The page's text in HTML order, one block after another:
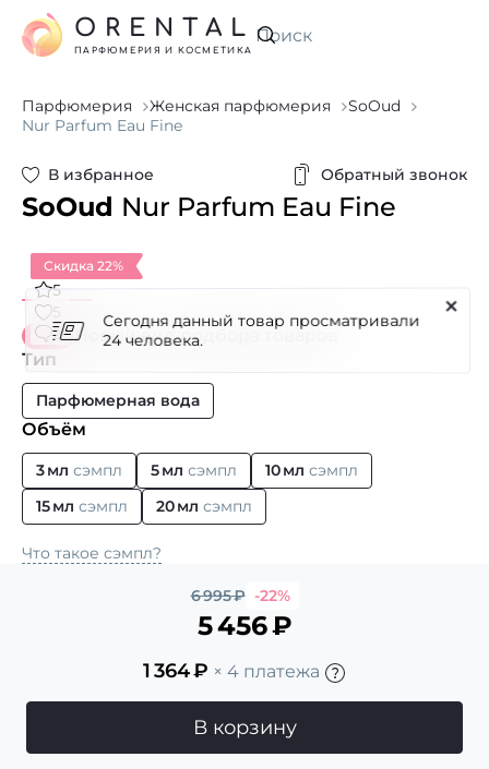
Искать
ORENTAL
ПАРФЮМЕРИЯ И КОСМЕТИКА
Парфюмерия Женская парфюмерия
SoOud
Nur Parfum Eau Fine
В избранное Обратный звонок
SoOud Nur Parfum Eau Fine
Скидка 22%
5
5
2
Сегодня данный товар просматривали
Новый вид подбора товаров
Тип
Парфюмерная вода
Объём
3 мл сэмпл 5 мл сэмпл 10 мл сэмпл
15 мл сэмпл 20 мл сэмпл
Что такое сэмпл?
6 995₽ -22%
5 456₽
1 364₽ × 4 платежа
В корзину